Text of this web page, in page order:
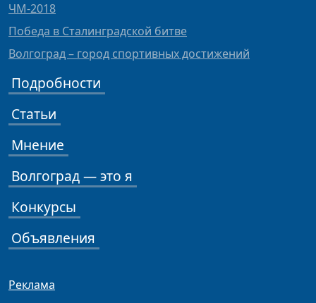
ЧМ-2018
Победа в Сталинградской битве
Волгоград – город спортивных достижений
Подробности
Статьи
Мнение
Волгоград — это я
Конкурсы
Объявления
Реклама